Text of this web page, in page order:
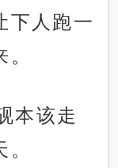
下人跑一
本该走